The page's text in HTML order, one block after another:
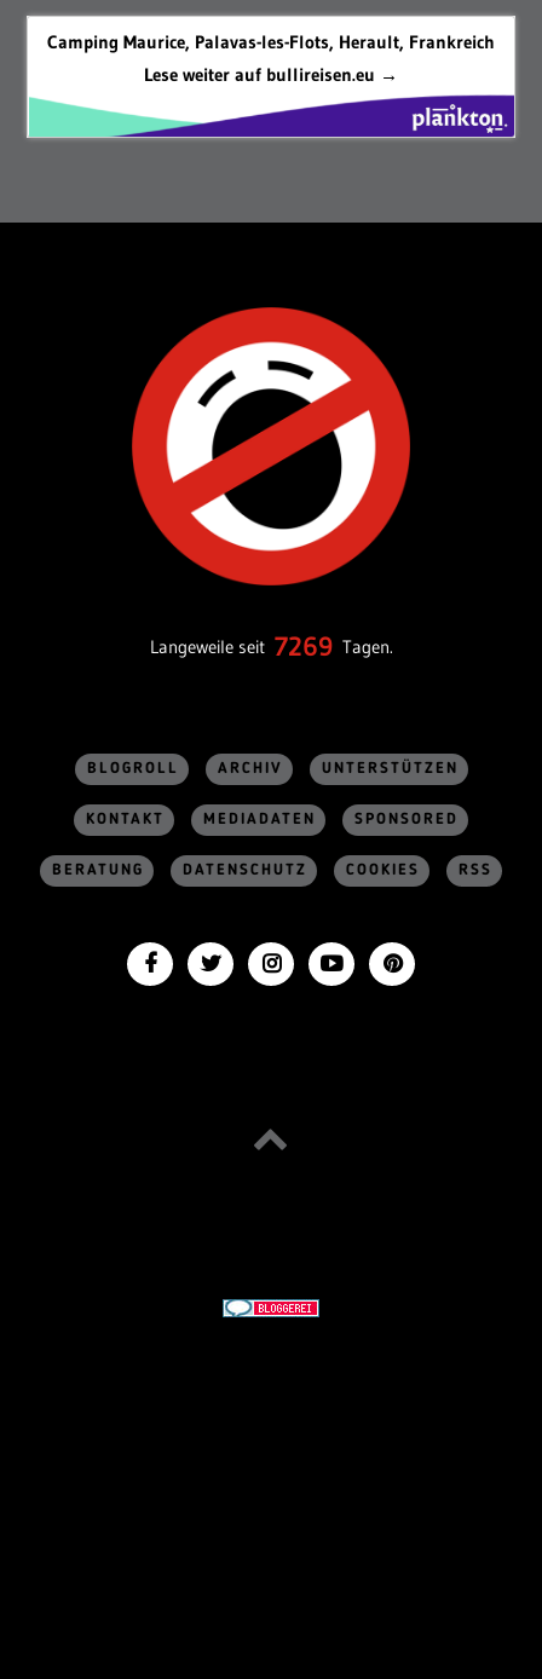
Camping Maurice, Palavas-les-Flots, Herault, Frankreich
Lese weiter auf bullireisen.eu →
Langeweile seit 7269 Tagen.
BLOGROLL ARCHIV UNTERSTÜTZEN
KONTAKT MEDIADATEN SPONSORED
BERATUNG DATENSCHUTZ COOKIES RSS